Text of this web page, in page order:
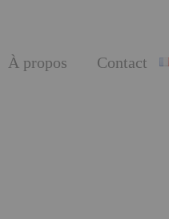
À propos Contact